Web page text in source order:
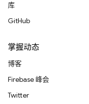
库
GitHub
掌握动态
博客
Firebase 峰会
Twitter